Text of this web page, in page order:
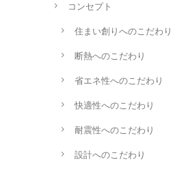
コンセプト
住まい創りへのこだわり
断熱へのこだわり
省エネ性へのこだわり
快適性へのこだわり
耐震性へのこだわり
設計へのこだわり